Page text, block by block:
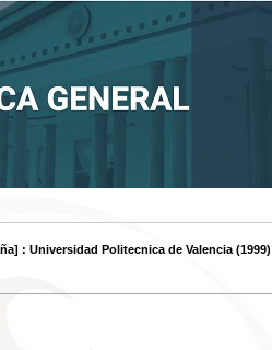
: Universidad Politecnica de Valencia (1999)